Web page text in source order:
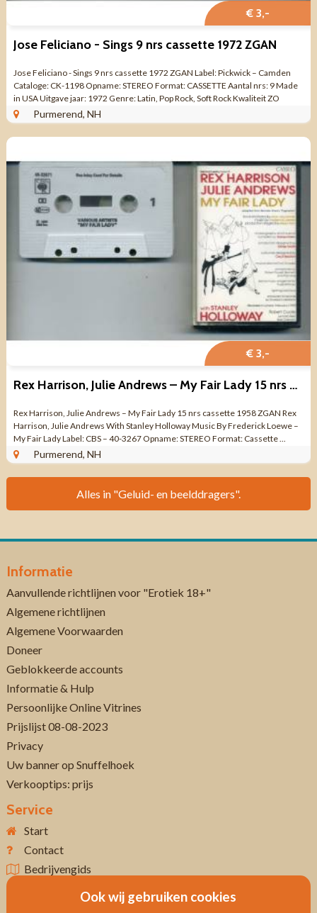
€ 3,-
Jose Feliciano - Sings 9 nrs cassette 1972 ZGAN
Jose Feliciano - Sings 9 nrs cassette 1972 ZGAN Label: Pickwick – Camden
Cataloge: CK-1198 Opname: STEREO Format: CASSETTE Aantal nrs: 9 Made
in USA Uitgave jaar: 1972 Genre: Latin, Pop Rock, Soft Rock Kwaliteit ZO
GOED ...Purmerend, NH
€ 3,-
Rex Harrison, Julie Andrews – My Fair Lady 15 nrs cassette
Rex Harrison, Julie Andrews – My Fair Lady 15 nrs cassette 1958 ZGAN Rex
Harrison, Julie Andrews With Stanley Holloway Music By Frederick Loewe –
My Fair Lady Label: CBS – 40-3267 Opname: STEREO Format: Cassette ...
Purmerend, NH
Alles in "Geluid- en beelddragers".
Informatie
Aanvullende richtlijnen voor "Erotiek 18+"
Algemene richtlijnen
Algemene Voorwaarden
Doneer
Geblokkeerde accounts
Informatie & Hulp
Persoonlijke Online Vitrines
Prijslijst 08-08-2023
Privacy
Uw banner op Snuffelhoek
Verkooptips: prijs
Service
Start
Contact
Bedrijvengids
Ook wij gebruiken cookies